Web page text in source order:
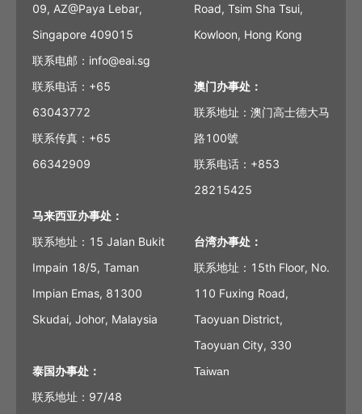
09, AZ@Paya Lebar,
Singapore 409015
联系电邮：info@eai.sg
联系电话：+65
63043772
联系传真：+65
66342909
马来西亚办事处：
联系地址：15 Jalan Bukit
Impain 18/5, Taman
Impian Emas, 81300
Skudai, Johor, Malaysia
泰国办事处：
联系地址：97/48
Road, Tsim Sha Tsui,
Kowloon, Hong Kong
澳门办事处：
联系地址：澳门高士德大马
路100號
联系电话：+853
28215425
台湾办事处：
联系地址：15th Floor, No.
110 Fuxing Road,
Taoyuan District,
Taoyuan City, 330
Taiwan